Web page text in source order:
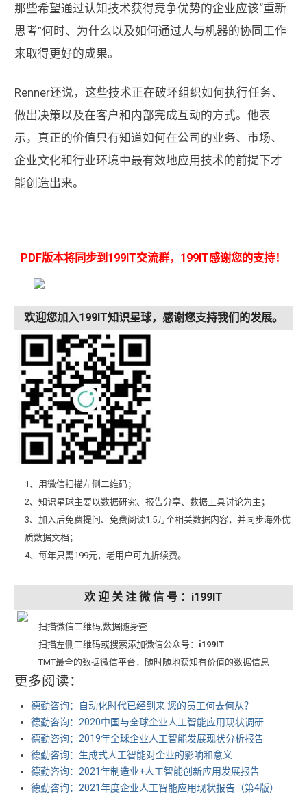
那些希望通过认知技术获得竞争优势的企业应该“重新
思考”何时、为什么以及如何通过人与机器的协同工作
来取得更好的成果。
Renner还说，这些技术正在破坏组织如何执行任务、
做出决策以及在客户和内部完成互动的方式。他表
示，真正的价值只有知道如何在公司的业务、市场、
企业文化和行业环境中最有效地应用技术的前提下才
能创造出来。
PDF版本将同步到199IT交流群，199IT感谢您的支持！
欢迎您加入199IT知识星球，感谢您支持我们的发展。
1、用微信扫描左侧二维码；
2、知识星球主要以数据研究、报告分享、数据工具讨论为主；
3、加入后免费提问、免费阅读1.5万个相关数据内容，并同步海外优
质数据文档；
4、每年只需199元，老用户可九折续费。
欢 迎 关 注 微 信 号 ：i199IT
扫描微信二维码,数据随身查
扫描左侧二维码或搜索添加微信公众号： i199IT
TMT最全的数据微信平台，随时随地获知有价值的数据信息
更多阅读：
德勤咨询：自动化时代已经到来 您的员工何去何从？
德勤咨询：2020中国与全球企业人工智能应用现状调研
德勤咨询：2019年全球企业人工智能发展现状分析报告
德勤咨询：生成式人工智能对企业的影响和意义
德勤咨询：2021年制造业+人工智能创新应用发展报告
德勤咨询：2021年度企业人工智能应用现状报告（第4版）